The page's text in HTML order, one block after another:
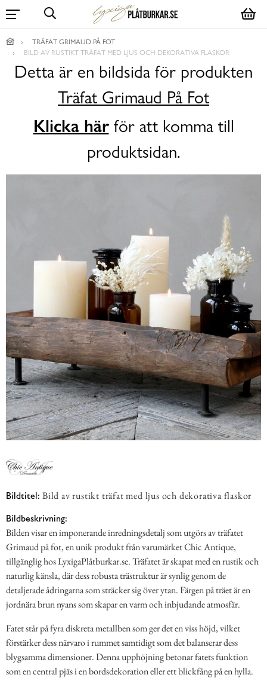
TRÄFAT GRIMAUD PÅ FOT
BILD AV RUSTIKT TRÄFAT MED LJUS OCH DEKORATIVA FLASKOR
Detta är en bildsida för produkten
Träfat Grimaud På Fot
Klicka härför att komma till
produktsidan.
Bildtitel: Bild av rustikt träfat med ljus och dekorativa flaskor
Bildbeskrivning:
Bilden visar en imponerande inredningsdetalj som utgörs av träfatet
Grimaud på fot, en unik produkt från varumärket Chic Antique,
tillgänglig hos LyxigaPlåtburkar.se. Träfatet är skapat med en rustik och
naturlig känsla, där dess robusta trästruktur är synlig genom de
detaljerade ådringarna som sträcker sig över ytan. Färgen på träet är en
jordnära brun nyans som skapar en varm och inbjudande atmosfär.
Fatet står på fyra diskreta metallben som ger det en viss höjd, vilket
förstärker dess närvaro i rummet samtidigt som det balanserar dess
blygsamma dimensioner. Denna upphöjning betonar fatets funktion
som en central pjäs i en bordsdekoration eller ett blickfång på en hylla.